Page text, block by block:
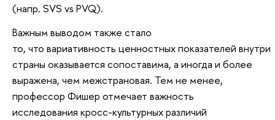
(напр. SVS vs PVQ).
Важным выводом также стало
то, что вариативность ценностных показателей внутри
страны оказывается сопоставима, а иногда и более
выражена, чем межстрановая. Тем не менее,
профессор Фишер отмечает важность
исследования кросс-культурных различий